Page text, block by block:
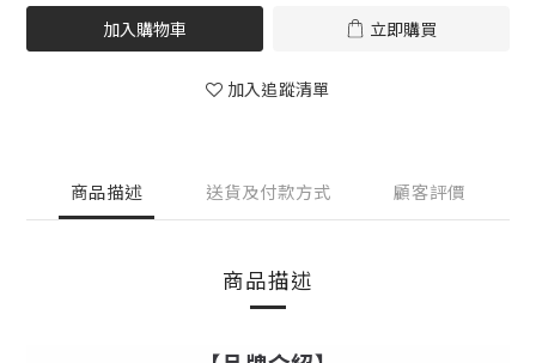
加入購物車 立即購買
加入追蹤清單
商品描述 送貨及付款方式 顧客評價
商品描述